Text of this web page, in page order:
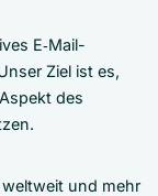
E‑Mail-
Ziel ist es,
des
und mehr